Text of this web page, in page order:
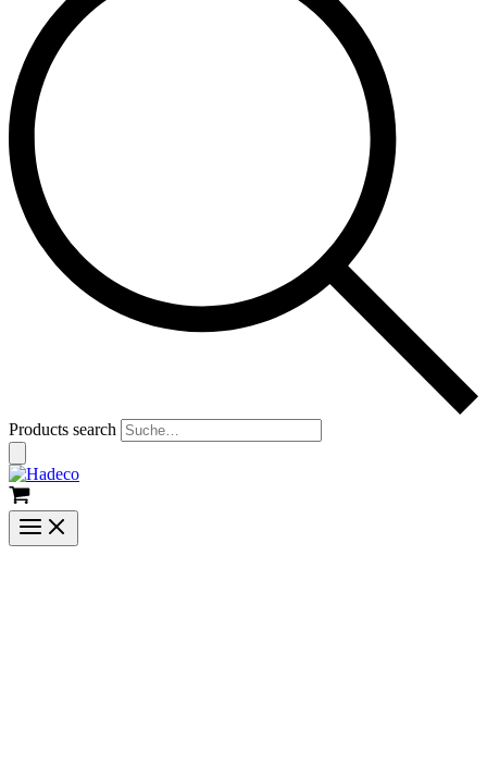
Products search